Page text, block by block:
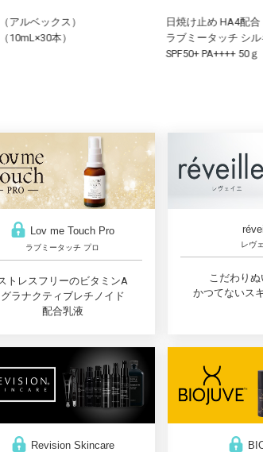
）
）
日焼け止め HA4配合
ラブミータッチ シルキーUVミル
SPF50+ PA++++ 50ｇ
Lov me Touch Pro
ラブミータッチ プロ
トレスフリーのビタミンA
グラナクティブレチノイド
配合乳液
レヴ
こだわり
かつてないス
Revision Skincare